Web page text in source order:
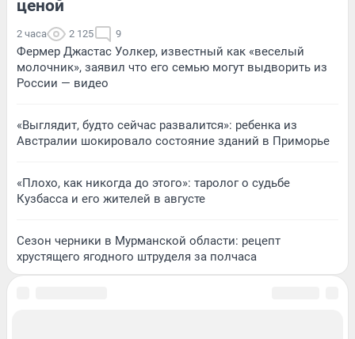
ценой
2 часа 2 125 9
Фермер Джастас Уолкер, известный как «веселый
молочник», заявил что его семью могут выдворить из
России — видео
«Выглядит, будто сейчас развалится»: ребенка из
Австралии шокировало состояние зданий в Приморье
«Плохо, как никогда до этого»: таролог о судьбе
Кузбасса и его жителей в августе
Сезон черники в Мурманской области: рецепт
хрустящего ягодного штруделя за полчаса